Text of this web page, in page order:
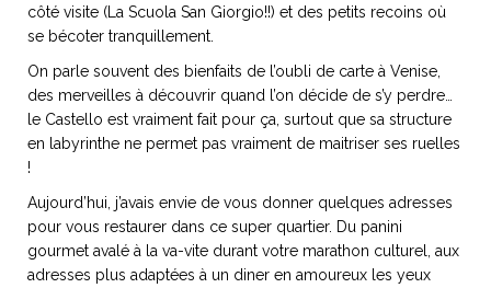
du
ART DE VIVRE ITALIEN
Notre palette
Virtuosa Venezia
côté visite (La Scuola San Giorgio!!) et des petits recoins où
se bécoter tranquillement.
On parle souvent des bienfaits de l’oubli de carte à Venise,
des merveilles à découvrir quand l’on décide de s’y perdre…
le Castello est vraiment fait pour ça, surtout que sa structure
en labyrinthe ne permet pas vraiment de maitriser ses ruelles
!
Aujourd’hui, j’avais envie de vous donner quelques adresses
pour vous restaurer dans ce super quartier. Du panini
gourmet avalé à la va-vite durant votre marathon culturel, aux
adresses plus adaptées à un diner en amoureux les yeux